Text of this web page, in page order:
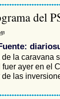
del
la caravana
ayer en el
las